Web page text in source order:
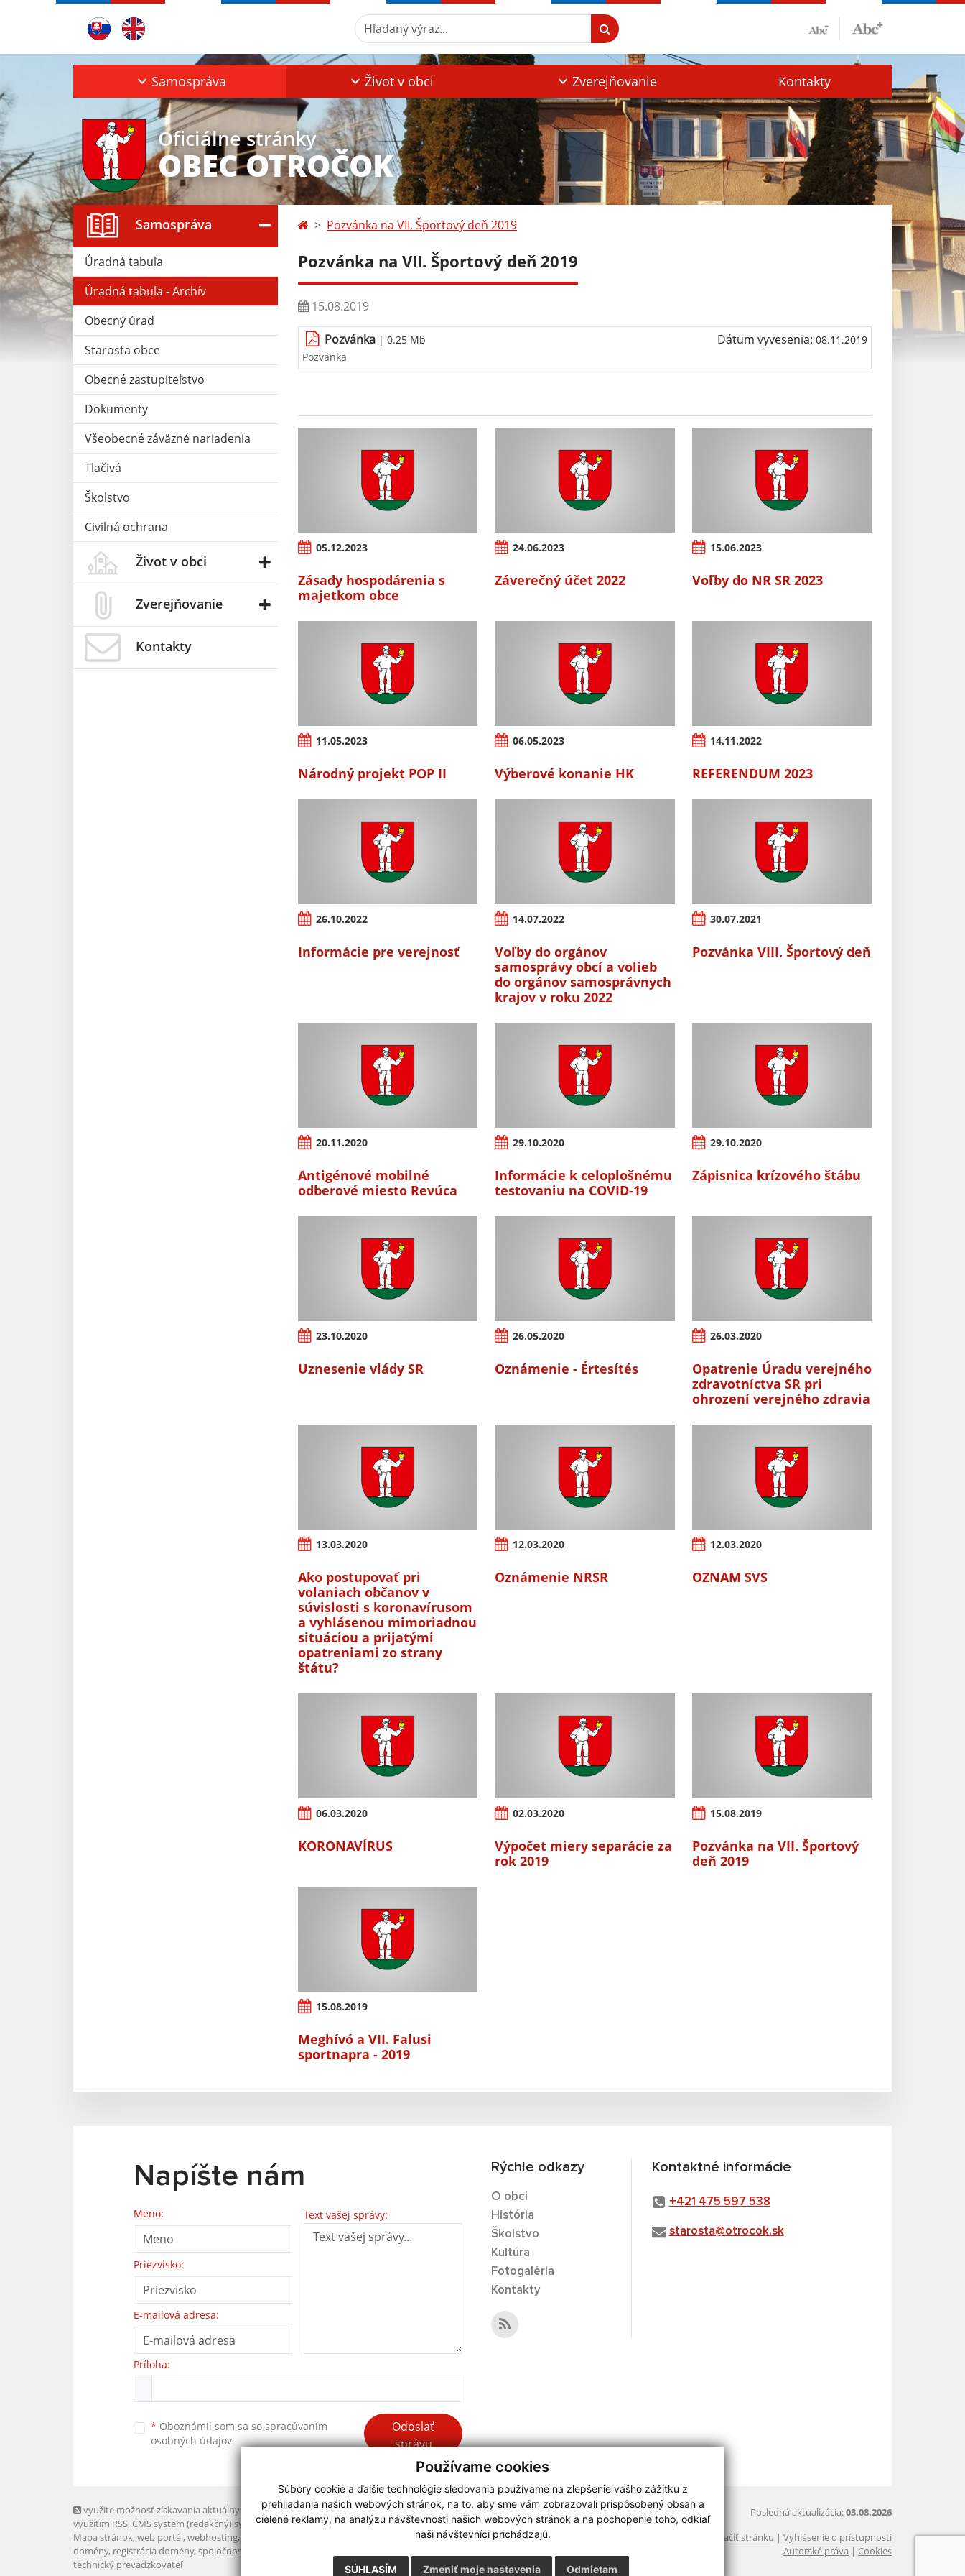
Používame cookies
Súbory cookie a ďalšie technológie sledovania používame na zlepšenie vášho zážitku z
prehliadania našich webových stránok, na to, aby sme vám zobrazovali prispôsobený obsah a
cielené reklamy, na analýzu návštevnosti našich webových stránok a na pochopenie toho, odkiaľ
naši návštevníci prichádzajú.
SÚHLASÍM Odmietam
Zmeniť moje nastavenia
Hľadaný výraz...
Samospráva Život v obci Zverejňovanie Kontakty
Oficiálne stránky
OBEC OTROČOK
Samospráva
Úradná tabuľa
Úradná tabuľa - Archív
Obecný úrad
Starosta obce
Obecné zastupiteľstvo
Dokumenty
Všeobecné záväzné nariadenia
Tlačivá
Školstvo
Civilná ochrana
Život v obci
Zverejňovanie
Kontakty
Pozvánka na VII. Športový deň 2019
Pozvánka na VII. Športový deň 2019
15.08.2019
Pozvánka | 0.25 Mb Dátum vyvesenia: 08.11.2019
Pozvánka
05.12.2023
Zásady hospodárenia s
majetkom obce
24.06.2023
Záverečný účet 2022
15.06.2023
Voľby do NR SR 2023
11.05.2023
Národný projekt POP II
06.05.2023
Výberové konanie HK
14.11.2022
REFERENDUM 2023
26.10.2022
Informácie pre verejnosť
14.07.2022
Voľby do orgánov
samosprávy obcí a volieb
do orgánov samosprávnych
krajov v roku 2022
30.07.2021
Pozvánka VIII. Športový deň
20.11.2020
Antigénové mobilné
odberové miesto Revúca
29.10.2020
Informácie k celoplošnému
testovaniu na COVID-19
29.10.2020
Zápisnica krízového štábu
23.10.2020
Uznesenie vlády SR
26.05.2020
Oznámenie - Értesítés
26.03.2020
Opatrenie Úradu verejného
zdravotníctva SR pri
ohrození verejného zdravia
13.03.2020
Ako postupovať pri
volaniach občanov v
súvislosti s koronavírusom
a vyhlásenou mimoriadnou
situáciou a prijatými
opatreniami zo strany
štátu?
12.03.2020
Oznámenie NRSR
12.03.2020
OZNAM SVS
06.03.2020
KORONAVÍRUS
02.03.2020
Výpočet miery separácie za
rok 2019
15.08.2019
Pozvánka na VII. Športový
deň 2019
15.08.2019
Meghívó a VII. Falusi
sportnapra - 2019
Napíšte nám
Meno:
Priezvisko:
E-mailová adresa:
Text vašej správy:
Príloha:
* Oboznámil som sa so spracúvaním
osobných údajov
Odoslať
správu
Rýchle odkazy
O obci
História
Školstvo
Kultúra
Fotogaléria
Kontakty
Kontaktné informácie
+421 475 597 538
starosta@otrocok.sk
využite možnosť získavania aktuálnych informácií s
využitím RSS, CMS systém (redakčný) systém ECHELON 2,
Mapa stránok, web portál, webhosting,
domény, registrácia domény, spoločnosť webex.digital, s.r.o.
technický prevádzkovateľ
Posledná aktualizácia:03.08.2026
Vytlačiť stránku | Vyhlásenie o prístupnosti
Autorské práva | Cookies
webdesign|